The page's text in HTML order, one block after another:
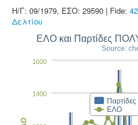
Η/Γ: 09/1979, ΕΣΟ: 29590 | Fide:
Δελτίου
ΕΛΟ και Παρτίδες
Source:
Παρτίδες
ΕΛΟ
1400
1600